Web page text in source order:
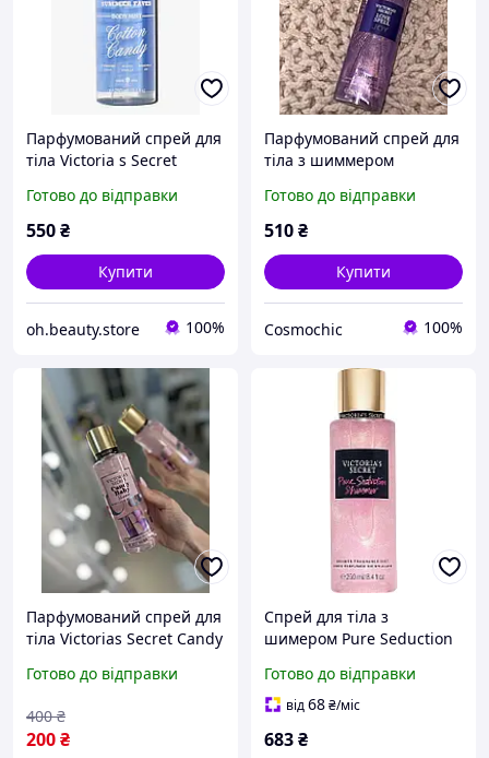
Парфумований спрей для
тіла Victoria s Secret
Готово до відправки
550₴
Купити
oh.beauty.store 100%
Парфумований спрей для
тіла з шиммером
Joy Shimmer Fragrance
Mist
Готово до відправки
510₴
Купити
Cosmochic 100%
Парфумований спрей для
тіла Victorias Secret Candy
Готово до відправки
200₴
400 ₴
Спрей для тіла з
шимером Pure Seduction
Готово до відправки
від68₴/міс
683₴